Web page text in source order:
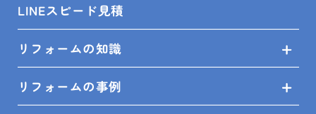
LINEスピード見積
リフォームの知識
リフォームの事例